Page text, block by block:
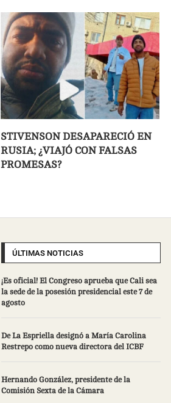
STIVENSON DESAPARECIÓ EN
RUSIA; ¿VIAJÓ CON FALSAS
PROMESAS?
ÚLTIMAS NOTICIAS
¡Es oficial! El Congreso aprueba que Cali sea
la sede de la posesión presidencial este 7 de
agosto
De La Espriella designó a María Carolina
Restrepo como nueva directora del ICBF
Hernando González, presidente de la
Comisión Sexta de la Cámara